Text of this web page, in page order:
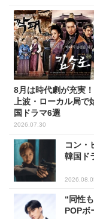
8月は時代劇が充実
上波・ローカル局で
国ドラマ6選
2026.07.30
コン・
韓国ド
“同性
POPボ